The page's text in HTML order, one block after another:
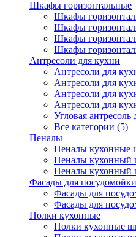
Шкафы горизонтальные
Шкафы
Шкафы
Шкафы
Шкафы
Антресоли для кухни
Антресоли для
Антресоли для
Антресоли для
Антресоли для
Угловая антресоль
Все категории (5)
Пеналы
Пеналы кухонные
Пеналы кухонный
Пеналы кухонный
Фасады для посудомойки
Фасады для
Фасады для
Полки кухонные
Полки кухонные